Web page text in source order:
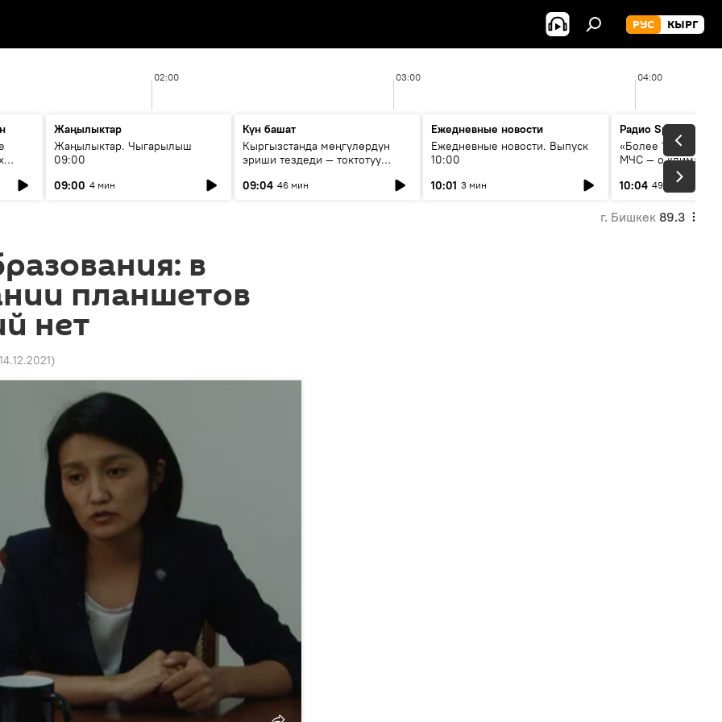
РУС КЫРГ
02:00 03:00 04:00
Жаңылыктар
Жаңылыктар. Чыгарылыш
09:00
09:00 4 мин
Күн башат
Кыргызстанда мөңгүлөрдүн
эриши тездеди — токтотуу
09:04 46 мин
Ежедневные новости
Ежедневные новости. Выпуск
10:00
10:01 3 мин
Радио Sputnik
«Более 1200 сёл в
МЧС — о климате,
системе
населения
10:04 49 мин
г. Бишкек 89.3
в
планшетов
нет
)